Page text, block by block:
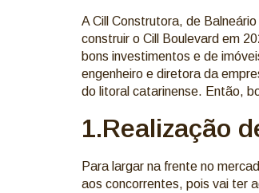
A Cill Construtora, de
construir o Cill Boulevard em
bons investimentos e de
engenheiro e diretora da
do litoral catarinense. Então,
1.Realização
Para largar na frente no
aos concorrentes, pois vai ter